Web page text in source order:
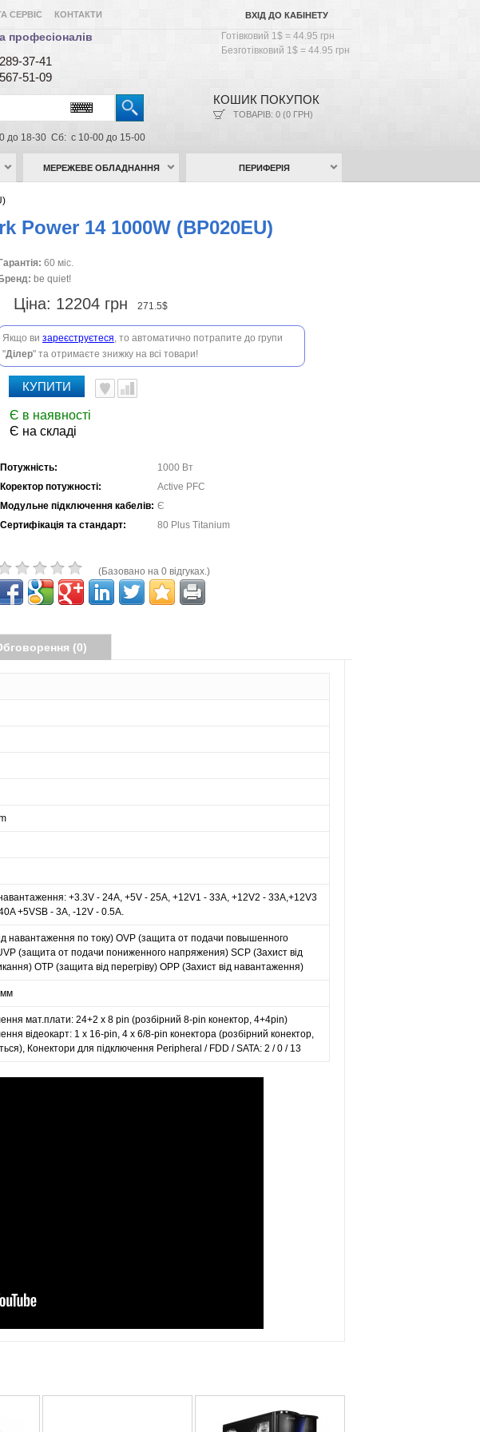
ВХІД ДО КАБІНЕТУ
СЕРВІС КОНТАКТИ
професіоналів
Готівковий 1$ = 44.95 грн
Безготівковий 1$ = 44.95 грн
37-41
51-09
КОШИК ПОКУПОК
ТОВАРІВ: 0 (0 ГРН)
до 18-30 Сб: с 10-00 до 15-00
МЕРЕЖЕВЕ ОБЛАДНАННЯ ПЕРИФЕРІЯ
Power 14 1000W (BP020EU)
Гарантія: 60 міс.
Бренд: be quiet!
Ціна: 12204 грн 271.5$
Якщо ви зареєструєтеся, то автоматично потрапите до групи
"Ділер" та отримаєте знижку на всі товари!
КУПИТИ
Є в наявності
Є на складі
Потужність:
1000 Вт
Коректор потужності:
Active PFC
Модульне підключення кабелів: Є
Сертифікація та стандарт:
80 Plus Titanium
(Базовано на 0 відгуках.)
(0)
+3.3V - 24A, +5V - 25A, +12V1 - 33A, +12V2 - 33A,+12V3
+5VSB - 3A, -12V - 0.5A.
навантаження по току) OVP (защита от подачи повышенного
(защита от подачи пониженного напряжения) SCP (Захист від
OTP (защита від перегріву) OPP (Захист від навантаження)
мм
мат.плати: 24+2 x 8 pin (розбірний 8-pin конектор, 4+4pin)
відеокарт: 1 x 16-pin, 4 x 6/8-pin конектора (розбірний конектор,
Конектори для підключення Peripheral / FDD / SATA: 2 / 0 / 13